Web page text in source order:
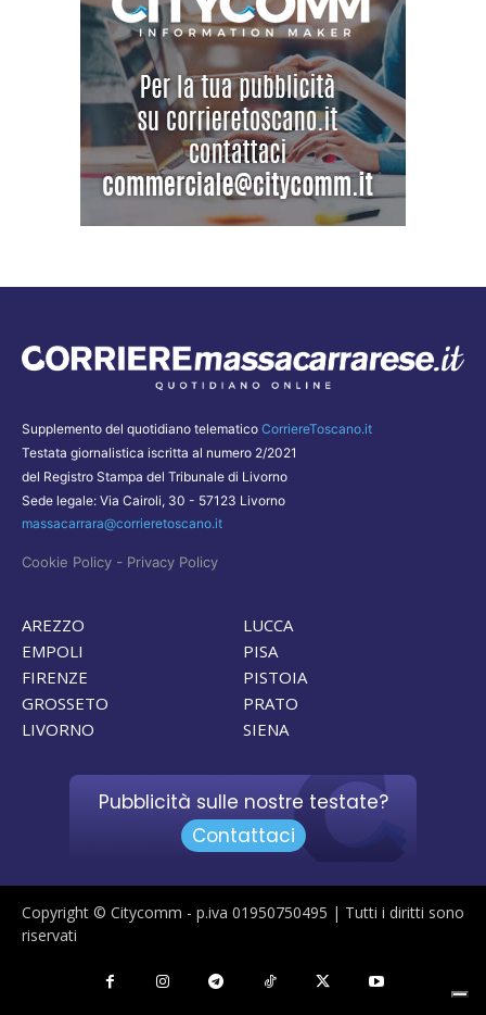
Supplemento del quotidiano telematico CorriereToscano.it
Testata giornalistica iscritta al numero 2/2021
del Registro Stampa del Tribunale di Livorno
Sede legale: Via Cairoli, 30 - 57123 Livorno
massacarrara@corrieretoscano.it
Cookie Policy - Privacy Policy
AREZZO
EMPOLI
FIRENZE
GROSSETO
LIVORNO
LUCCA
PISA
PISTOIA
PRATO
SIENA
Pubblicità sulle nostre testate?
Contattaci
Copyright © Citycomm - p.iva 01950750495 | Tutti i diritti sono
riservati